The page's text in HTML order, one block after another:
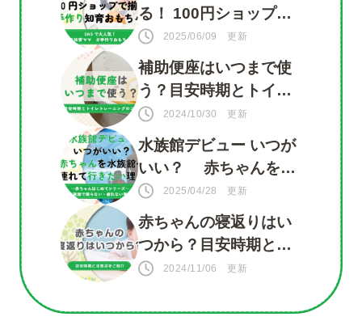
る！ 100円ショップで
揃う 手づくり知育おも
ちゃ
2025/06/09 更新
補助便座はいつまで使
う？目安時期とトイレ
トレーニングのコツ
2024/10/30 更新
水族館デビュー いつが
いい？ 赤ちゃんを水
族館に連れて行きたい
理由がいっぱい！
2025/04/28 更新
赤ちゃんの寝返りはい
つから？目安時期と注
意点をご紹介
2024/11/06 更新